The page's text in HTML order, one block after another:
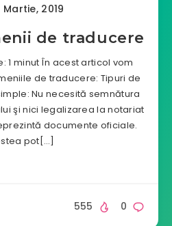
Martie, 2019
de traducere
1 minut În acest articol vom
de traducere: Tipuri de
Nu necesită semnătura
şi nici legalizarea la notariat
documente oficiale.
pot[…]
0
555